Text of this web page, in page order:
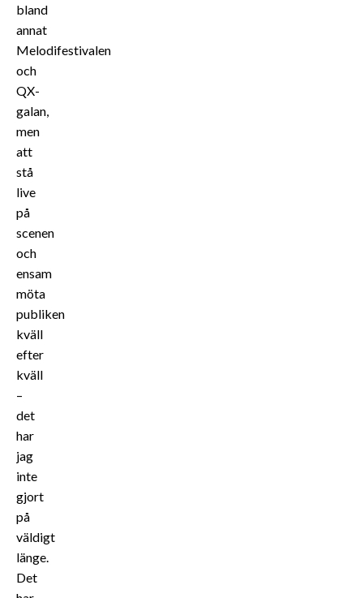
bland
annat
Melodifestivalen
och
QX-
galan,
men
att
stå
live
på
scenen
och
ensam
möta
publiken
kväll
efter
kväll
–
det
har
jag
inte
gjort
på
väldigt
länge.
Det